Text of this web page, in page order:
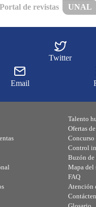
Portal de revistas UNAL
Twitter
Email
Talento
Ofertas
Concurso
Control
Buzón
Mapa del
FAQ
Atención